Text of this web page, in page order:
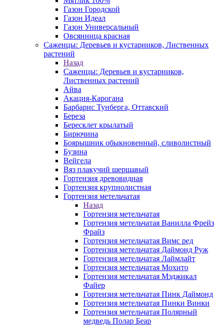
Газон Городской
Газон Идеал
Газон Универсальный
Овсянница красная
Саженцы: Деревьев и кустарников, Лиственных
растений
Назад
Саженцы: Деревьев и кустарников,
Лиственных растений
Айва
Акация-Карогана
Барбарис Тунберга, Оттавский
Береза
Бересклет крылатый
Бирючина
Боярышник обыкновенный, сливолистный
Бузина
Вейгела
Вяз плакучий шершавый
Гортензия древовидная
Гортензия крупнолистная
Гортензия метельчатая
Назад
Гортензия метельчатая
Гортензия метельчатая Ванилла Фрейз
Фрайз
Гортензия метельчатая Вимс ред
Гортензия метельчатая Даймонд Руж
Гортензия метельчатая Лаймлайт
Гортензия метельчатая Мохито
Гортензия метельчатая Мэджикал
Файер
Гортензия метельчатая Пинк Даймонд
Гортензия метельчатая Пинки Винки
Гортензия метельчатая Полярный
медведь Полар Беар